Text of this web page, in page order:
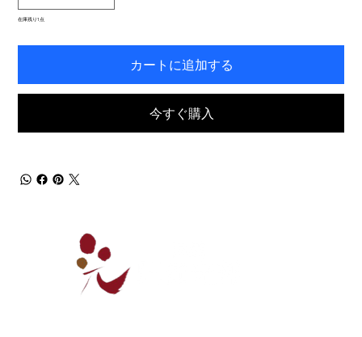
在庫残り1点
カートに追加する
今すぐ購入